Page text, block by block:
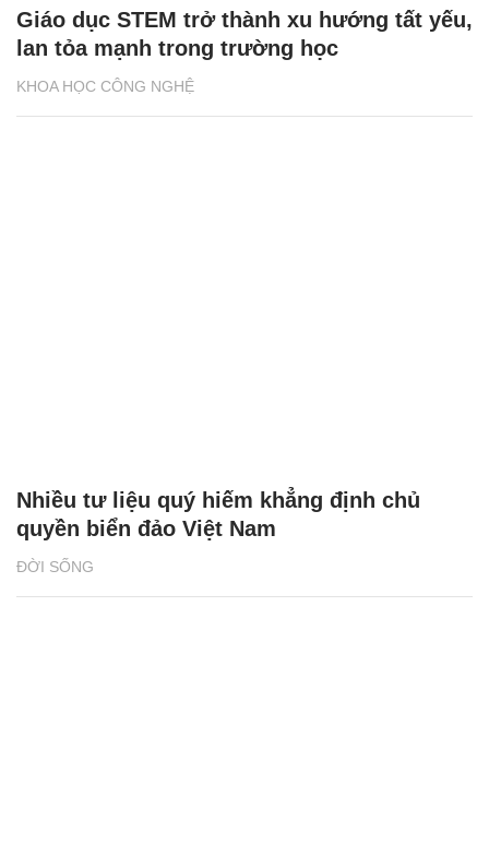
KHOA HỌC CÔNG NGHỆ
Giáo dục STEM trở thành xu hướng tất yếu,
lan tỏa mạnh trong trường học
ĐỜI SỐNG
Nhiều tư liệu quý hiếm khẳng định chủ
quyền biển đảo Việt Nam